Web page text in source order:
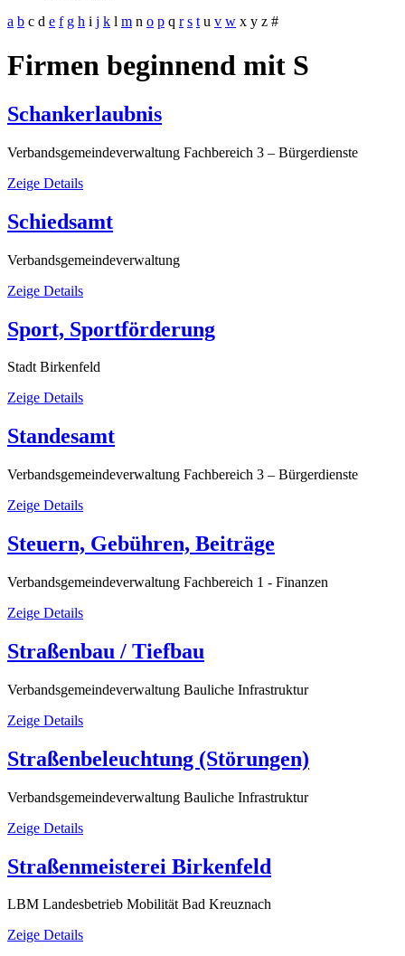
a b c d e f g h i j k l m n o p q r s t u v w x y z #
Firmen beginnend mit S
Schankerlaubnis
Verbandsgemeindeverwaltung Fachbereich 3 – Bürgerdienste
Zeige Details
Schiedsamt
Verbandsgemeindeverwaltung
Zeige Details
Sport, Sportförderung
Stadt Birkenfeld
Zeige Details
Standesamt
Verbandsgemeindeverwaltung Fachbereich 3 – Bürgerdienste
Zeige Details
Steuern, Gebühren, Beiträge
Verbandsgemeindeverwaltung Fachbereich 1 - Finanzen
Zeige Details
Straßenbau / Tiefbau
Verbandsgemeindeverwaltung Bauliche Infrastruktur
Zeige Details
Straßenbeleuchtung (Störungen)
Verbandsgemeindeverwaltung Bauliche Infrastruktur
Zeige Details
Straßenmeisterei Birkenfeld
LBM Landesbetrieb Mobilität Bad Kreuznach
Zeige Details